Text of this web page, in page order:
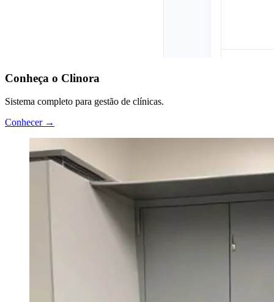
Conheça o Clinora
Sistema completo para gestão de clínicas.
Conhecer →